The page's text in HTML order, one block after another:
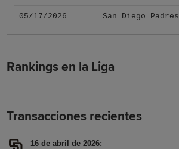
05/17/2026 San Diego Padres
Rankings en la Liga
Transacciones recientes
16 de abril de 2026